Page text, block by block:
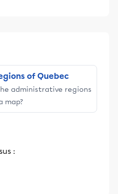
of Quebec
administrative regions
map?
: